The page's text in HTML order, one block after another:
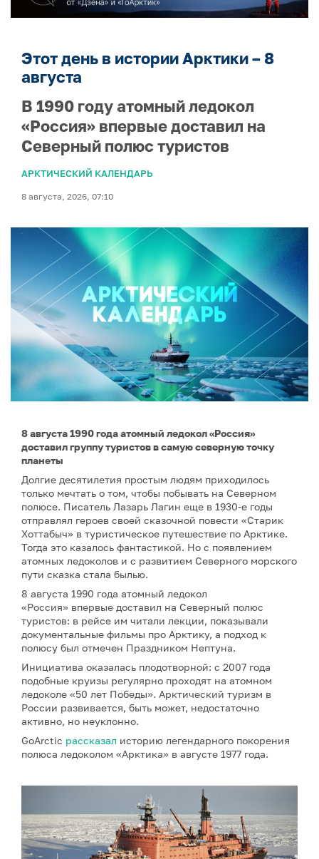
Этот день в истории Арктики – 8
августа
В 1990 году атомный ледокол
«Россия» впервые доставил на
Северный полюс туристов
АРКТИЧЕСКИЙ КАЛЕНДАРЬ
8 августа, 2026, 07:10
8 августа 1990 года атомный ледокол «Россия»
доставил группу туристов в самую северную точку
планеты
Долгие десятилетия простым людям приходилось
только мечтать о том, чтобы побывать на Северном
полюсе. Писатель Лазарь Лагин еще в 1930-е годы
отправлял героев своей сказочной повести «Старик
Хоттабыч» в туристическое путешествие по Арктике.
Тогда это казалось фантастикой. Но с появлением
атомных ледоколов и с развитием Северного морского
пути сказка стала былью.
8 августа 1990 года атомный ледокол
«Россия» впервые доставил на Северный полюс
туристов: в рейсе им читали лекции, показывали
документальные фильмы про Арктику, а подход к
полюсу был отмечен Праздником Нептуна.
Инициатива оказалась плодотворной: с 2007 года
подобные круизы регулярно проходят на атомном
ледоколе «50 лет Победы». Арктический туризм в
России развивается, быть может, недостаточно
активно, но неуклонно.
GoArctic рассказал историю легендарного покорения
полюса ледоколом «Арктика» в августе 1977 года.